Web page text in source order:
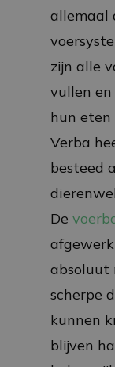
allemaal
zijn alle
vullen en
hun eten
Verba
besteed
De
absoluut
scherpe
kunnen
blijven